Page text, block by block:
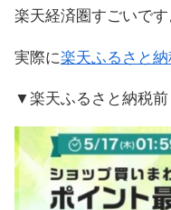
楽天経済圏すごいです
実際に楽天ふるさと
▼楽天ふるさと納税